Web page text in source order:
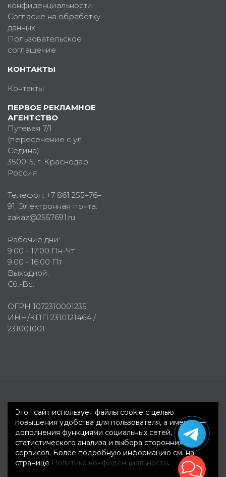
конфиденциальности
Согласие на обработку
данных
Пользовательское
соглашение
КОНТАКТЫ
Контакты
ПЕРВОЕ РЕКЛАМНОЕ
АГЕНТСТВО
Путевая 7/1
(пересечение с ул.
Седина)
350015, г. Краснодар,
Россия
Телефон: +7 861 255–76–
91, Электронная почта:
zakaz@2557691.ru
Рабочие дни:
9:00 - 17:00 Пн-Чт
9:00 - 16:00 Пт
Выходной:
Сб.-Вс.
ОГРН 1072310001235
ИНН/КПП 2310121464 /
231001001
Этот сайт использует файлы cookie с целью
повышения удобства для пользователя, а именно —
дополнения функциями социальных сетей,
статистического анализа и выбора сторонних
сервисов. Более подробную информацию см. на
странице Политика конфиденциальности.